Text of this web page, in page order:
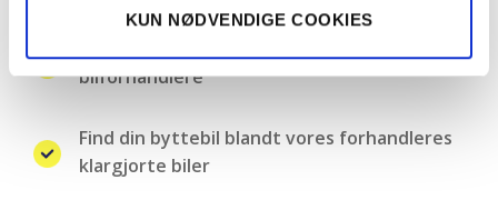
KUN NØDVENDIGE COOKIES
bilforhandlere
Find din byttebil blandt vores forhandleres
klargjorte biler